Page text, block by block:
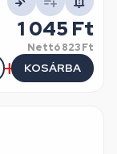
1 045 Ft
Nettó823 Ft
KOSÁRBA